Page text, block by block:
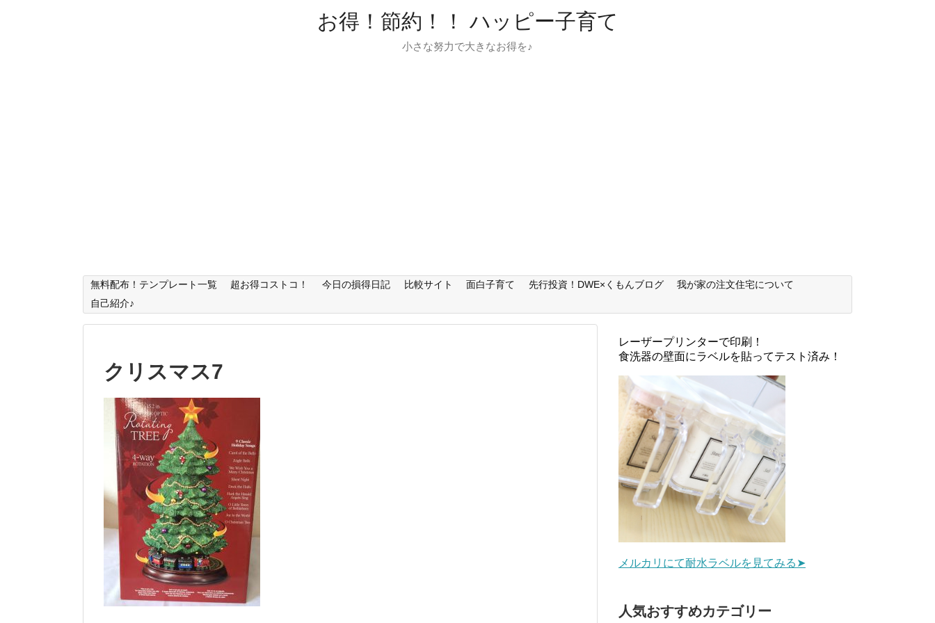
お得！節約！！ ハッピー子育て
小さな努力で大きなお得を♪
無料配布！テンプレート一覧 超お得コストコ！ 今日の損得日記 比較サイト 面白子育て 先行投資！DWE×くもんブログ
我が家の注文住宅について
自己紹介♪
クリスマス7
レーザープリンターで印刷！
食洗器の壁面にラベルを貼ってテスト済み！
メルカリにて耐水ラベルを見てみる➤
人気おすすめカテゴリー